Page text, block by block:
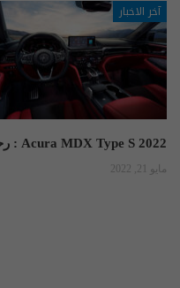
آخر الاخبار
2022 Acura MDX Type S : رحلة القوة والإتزان!
مايو 21, 2022